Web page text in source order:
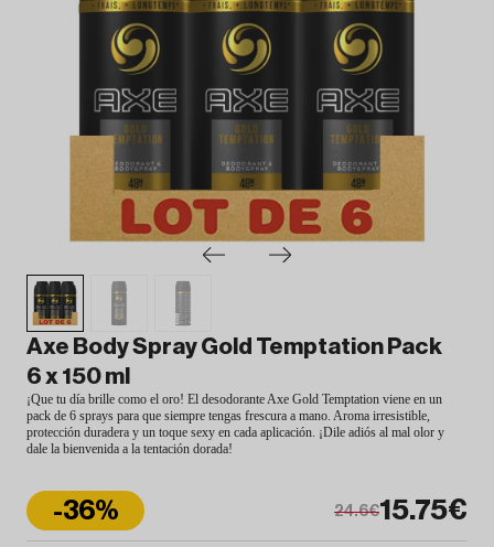
Axe Body Spray Gold Temptation Pack
6 x 150 ml
¡Que tu día brille como el oro! El desodorante Axe Gold Temptation viene en un
pack de 6 sprays para que siempre tengas frescura a mano. Aroma irresistible,
protección duradera y un toque sexy en cada aplicación. ¡Dile adiós al mal olor y
dale la bienvenida a la tentación dorada!
15.75€
-36% 24.6€